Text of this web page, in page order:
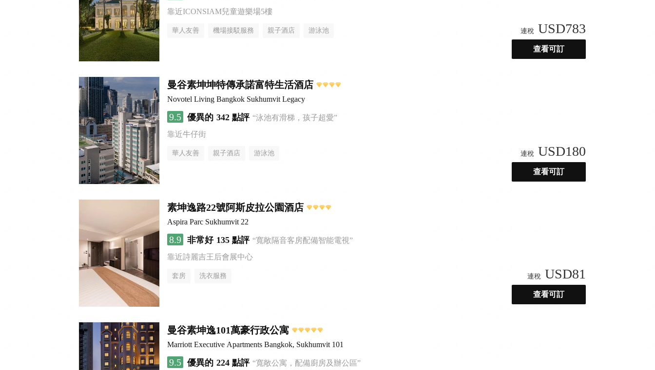
靠近ICONSIAM兒童遊樂場5樓
華人友善 機場接駁服務 親子酒店 游泳池 連稅 USD783
查看可訂
曼谷素坤坤特傳承諾富特生活酒店
Novotel Living Bangkok Sukhumvit Legacy
9.5 優異的 342 點評 “泳池有滑梯，孩子超愛”
靠近牛仔街
華人友善 親子酒店 游泳池 連稅 USD180
查看可訂
素坤逸路22號阿斯皮拉公園酒店
Aspira Parc Sukhumvit 22
8.9 非常好 135 點評 “寬敞隔音客房配備智能電視”
靠近詩麗吉王后會展中心
套房 洗衣服務 連稅 USD81
查看可訂
曼谷素坤逸101萬豪行政公寓
Marriott Executive Apartments Bangkok, Sukhumvit 101
9.5 優異的 224 點評 “寬敞公寓，配備廚房及辦公區”